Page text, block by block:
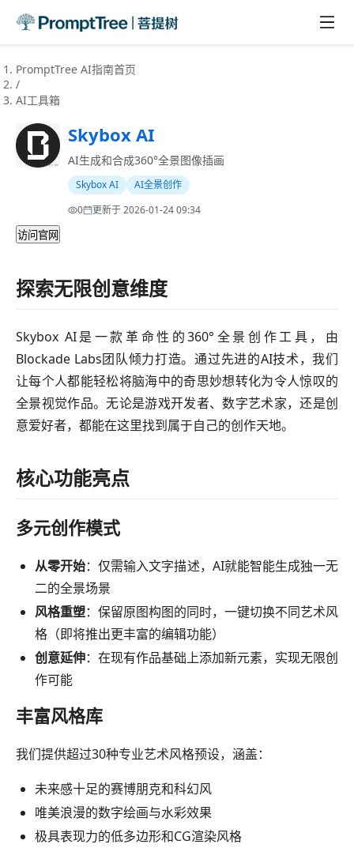
PromptTree AI指南首页
/
AI工具箱
Skybox AI
AI生成和合成360°全景图像插画
Skybox AI
AI全景创作
0
更新于2026-01-24 09:34
访问官网
探索无限创意维度
Skybox AI是一款革命性的360°全景创作工具，由
Blockade Labs团队倾力打造。通过先进的AI技术，我们
让每个人都能轻松将脑海中的奇思妙想转化为令人惊叹的
全景视觉作品。无论是游戏开发者、数字艺术家，还是创
意爱好者，都能在这里找到属于自己的创作天地。
核心功能亮点
多元创作模式
从零开始：仅需输入文字描述，AI就能智能生成独一无
二的全景场景
风格重塑：保留原图构图的同时，一键切换不同艺术风
格（即将推出更丰富的编辑功能）
创意延伸：在现有作品基础上添加新元素，实现无限创
作可能
丰富风格库
我们提供超过30种专业艺术风格预设，涵盖：
未来感十足的赛博朋克和科幻风
唯美浪漫的数字绘画与水彩效果
极具表现力的低多边形和CG渲染风格